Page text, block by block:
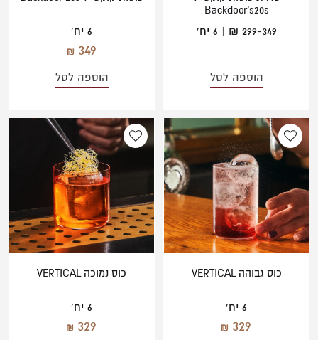
Backdoor's20s
299-349 ₪ | 6 יח'
הוספה לסל
6 יח'
349
הוספה לסל
כוס גבוהה VERTICAL
6 יח'
329
כוס נמוכה VERTICAL
6 יח'
329